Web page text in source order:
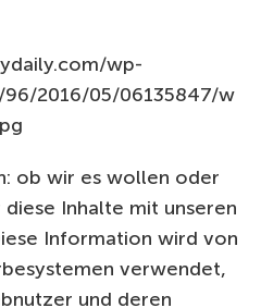
wp-
2016/05/06135847/w
ob wir es wollen oder
Inhalte mit unseren
Information wird von
verwendet,
und deren